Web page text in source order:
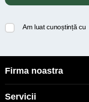
Am luat cunoștință cu
Firma noastra
Servicii